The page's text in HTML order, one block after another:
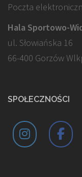
Poczta
Hala Sportowo-
ul. Słowiańska 16
66-400 Gorzów
SPOŁECZNOŚCI